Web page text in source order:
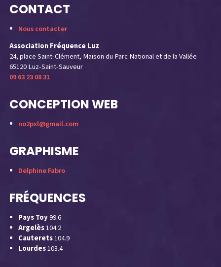
CONTACT
Nous contacter
Association Fréquence Luz
24, place Saint-Clément, Maison du Parc National et de la Vallée
65120 Luz-Saint-Sauveur
09 63 23 08 31
CONCEPTION WEB
no2pxl@gmail.com
GRAPHISME
Delphine Fabro
FRÉQUENCES
Pays Toy99.6
Argelès104.2
Cauterets104.9
Lourdes103.4